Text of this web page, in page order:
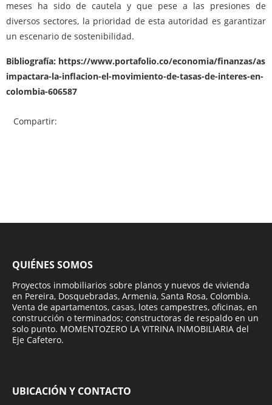
meses ha sido de cautela y que pese a las presiones de
diversos sectores, la prioridad de esta autoridad es garantizar
un escenario de sostenibilidad.
Bibliografía: https://www.portafolio.co/economia/finanzas/asi-
impactara-la-inflacion-el-movimiento-de-tasas-de-interes-en-
colombia-606587
Compartir:
QUIÉNES SOMOS
Proyectos inmobiliarios sobre planos y nuevos de vivienda
en Pereira, Dosquebradas, Armenia, Santa Rosa, Colombia.
Venta de apartamentos, casas, lotes campestres, oficinas, en
construcción o terminados; constructoras de respaldo en un
solo punto. MOMENTOZERO LA VITRINA INMOBILIARIA del
Eje Cafetero.
UBICACIÓN Y CONTACTO